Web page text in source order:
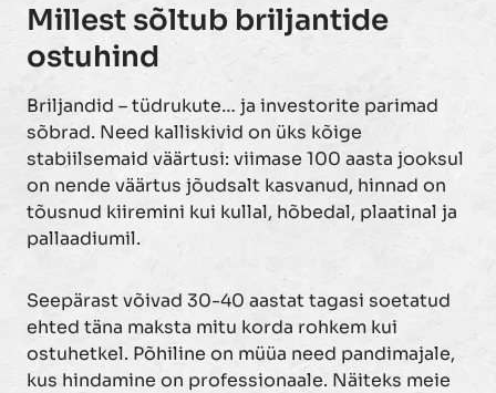
Millest sõltub briljantide
ostuhind
Briljandid – tüdrukute… ja investorite parimad
sõbrad. Need kalliskivid on üks kõige
stabiilsemaid väärtusi: viimase 100 aasta jooksul
on nende väärtus jõudsalt kasvanud, hinnad on
tõusnud kiiremini kui kullal, hõbedal, plaatinal ja
pallaadiumil.
Seepärast võivad 30-40 aastat tagasi soetatud
ehted täna maksta mitu korda rohkem kui
ostuhetkel. Põhiline on müüa need pandimajale,
kus hindamine on professionaale. Näiteks meie